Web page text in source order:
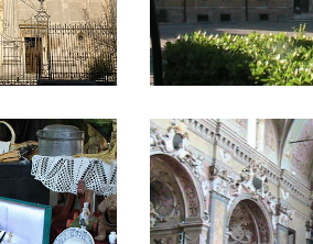
dei collezionistiLa chiesa